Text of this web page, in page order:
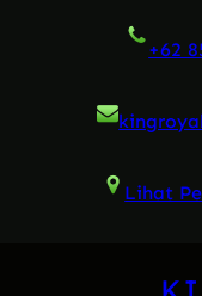
+62
Lihat